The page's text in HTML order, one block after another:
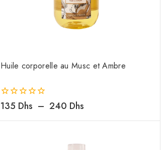
Huile corporelle au Musc et Ambre
0
5
135 Dhs – 240 Dhs